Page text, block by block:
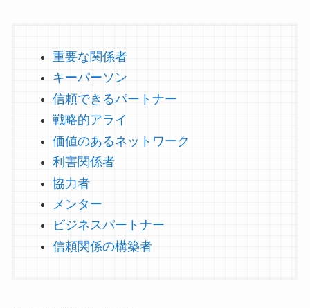
重要な関係者
キーパーソン
信頼できるパートナー
戦略的アライ
価値のあるネットワーク
利害関係者
協力者
メンター
ビジネスパートナー
信頼関係の構築者